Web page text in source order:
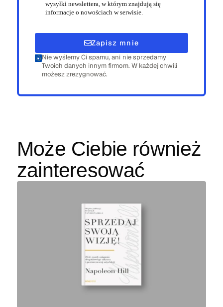
wysyłki newslettera, w którym znajdują się
informacje o nowościach w serwisie.
Zapisz mnie
Nie wyślemy Ci spamu, ani nie sprzedamy
Twoich danych innym firmom. W każdej chwili
możesz zrezygnować.
Może Ciebie również
zainteresować